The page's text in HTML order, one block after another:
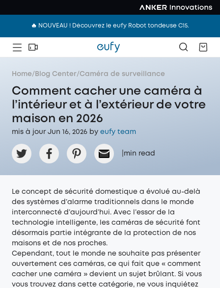
🔥 NOUVEAU ! Découvrez le eufy Robot tondeuse C15.
Home/ Blog Center/Caméra de surveillance
Comment cacher une caméra à
l’intérieur et à l’extérieur de votre
maison en 2026
mis à jour Jun 16, 2026 by eufy team
min read
Le concept de sécurité domestique a évolué au-delà
des systèmes d’alarme traditionnels dans le monde
interconnecté d’aujourd’hui. Avec l’essor de la
technologie intelligente, les caméras de sécurité font
désormais partie intégrante de la protection de nos
maisons et de nos proches.
Cependant, tout le monde ne souhaite pas présenter
ouvertement ces caméras, ce qui fait que « comment
cacher une caméra » devient un sujet brûlant. Si vous
vous trouvez dans cette catégorie, ne vous inquiétez